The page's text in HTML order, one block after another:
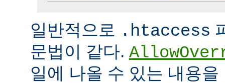
일반적으로 .htaccess
문법이 같다.
일에 나올 수 있는 내용